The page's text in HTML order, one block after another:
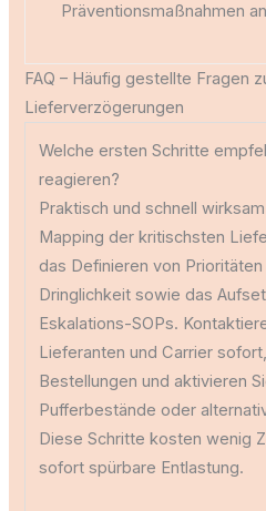
Präventionsmaßnahmen
FAQ – Häufig gestellte Fragen
Lieferverzögerungen
Welche ersten Schritte
reagieren?
Praktisch und schnell
Mapping der kritischsten
das Definieren von
Dringlichkeit sowie das
Eskalations-SOPs.
Lieferanten und Carrier
Bestellungen und aktivieren
Pufferbestände oder
Diese Schritte kosten wenig
sofort spürbare Entlastung.